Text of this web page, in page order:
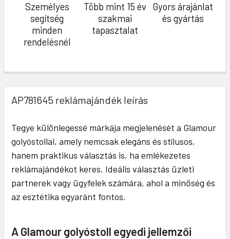
Személyes
segítség
minden
rendelésnél
Több mint 15 év
szakmai
tapasztalat
Gyors árajánlat
és gyártás
AP781645 reklámajándék leírás
Tegye különlegessé márkája megjelenését a Glamour
golyóstollal, amely nemcsak elegáns és stílusos,
hanem praktikus választás is, ha emlékezetes
reklámajándékot keres. Ideális választás üzleti
partnerek vagy ügyfelek számára, ahol a minőség és
az esztétika egyaránt fontos.
A Glamour golyóstoll egyedi jellemzői